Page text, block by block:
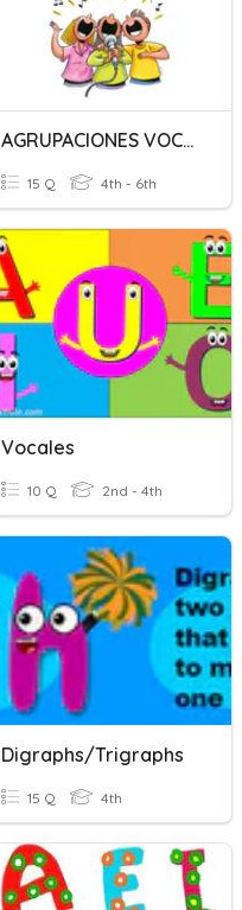
AGRUPACIONES VOCALES
15 Q 4th - 6th
Vocales
10 Q 2nd - 4th
Digraphs/Trigraphs
15 Q 4th